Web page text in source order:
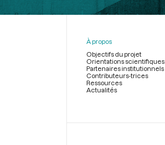
À propos
Objectifs du projet
Orientations scientifiques
Partenaires institutionnels
Contributeurs-trices
Ressources
Actualités